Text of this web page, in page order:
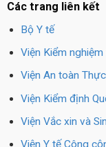
Các trang liên kết
Bộ Y tế
Viện Kiểm
Viện An toàn
Viện Kiểm định
Viện Vắc xin và
Viện Y tế Công